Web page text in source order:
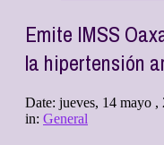
Emite IMSS
la hipertensión
Date: jueves, 14 mayo ,
in: General